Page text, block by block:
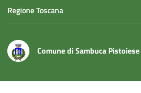
Regione Toscana
Comune di Sambuca Pistoiese